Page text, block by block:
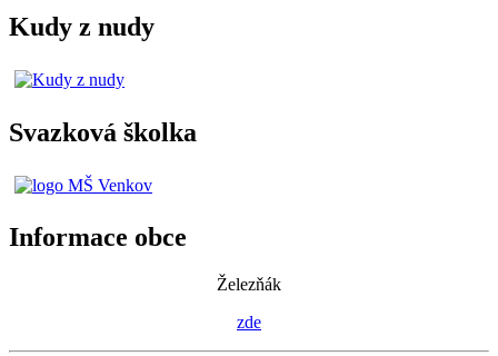
Kudy z nudy
Svazková školka
Informace obce
Železňák
zde